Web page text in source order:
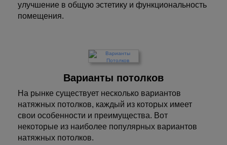
улучшение в общую эстетику и функциональность
помещения.
Варианты потолков
На рынке существует несколько вариантов
натяжных потолков, каждый из которых имеет
свои особенности и преимущества. Вот
некоторые из наиболее популярных вариантов
натяжных потолков.